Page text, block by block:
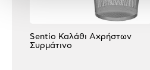
Sentio Καλάθι Αχρήστων
Συρμάτινο